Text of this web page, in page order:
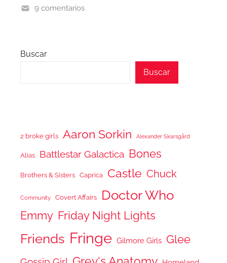
9 comentarios
Buscar
Buscar
2 broke girls Aaron Sorkin Alexander Skarsgård
Alias Battlestar Galactica Bones
Brothers & Sisters Caprica Castle Chuck
Community Covert Affairs Doctor Who
Emmy Friday Night Lights
Friends Fringe Gilmore Girls Glee